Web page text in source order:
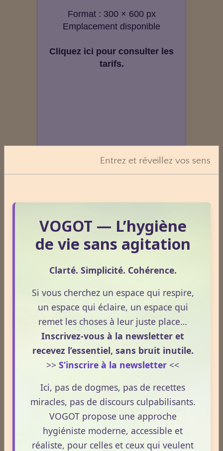
Format : 300 × 600 px
Emplacement disponible
Cliquez ici pour consulter les
tarifs.
Dossiers
Le Frêne commun
Le monde Merveilleux du Thé
Odeurs corporelles et transpiration.
Entrez et réveillez vos sens
VOGOT — L’hygiène
de vie sans agitation
Clarté. Simplicité. Cohérence.
Si vous cherchez un espace qui respire,
un espace qui éclaire, un espace qui
remet les choses à leur juste place…
Inscrivez-vous à la newsletter et
recevez l’essentiel, sans bruit inutile.
>> S’inscrire à la newsletter <<
Ici, pas de dogmes, pas de recettes
miracles, pas de discours culpabilisants.
VOGOT propose une approche
hygiéniste moderne, accessible et
réaliste, pour celles et ceux qui veulent